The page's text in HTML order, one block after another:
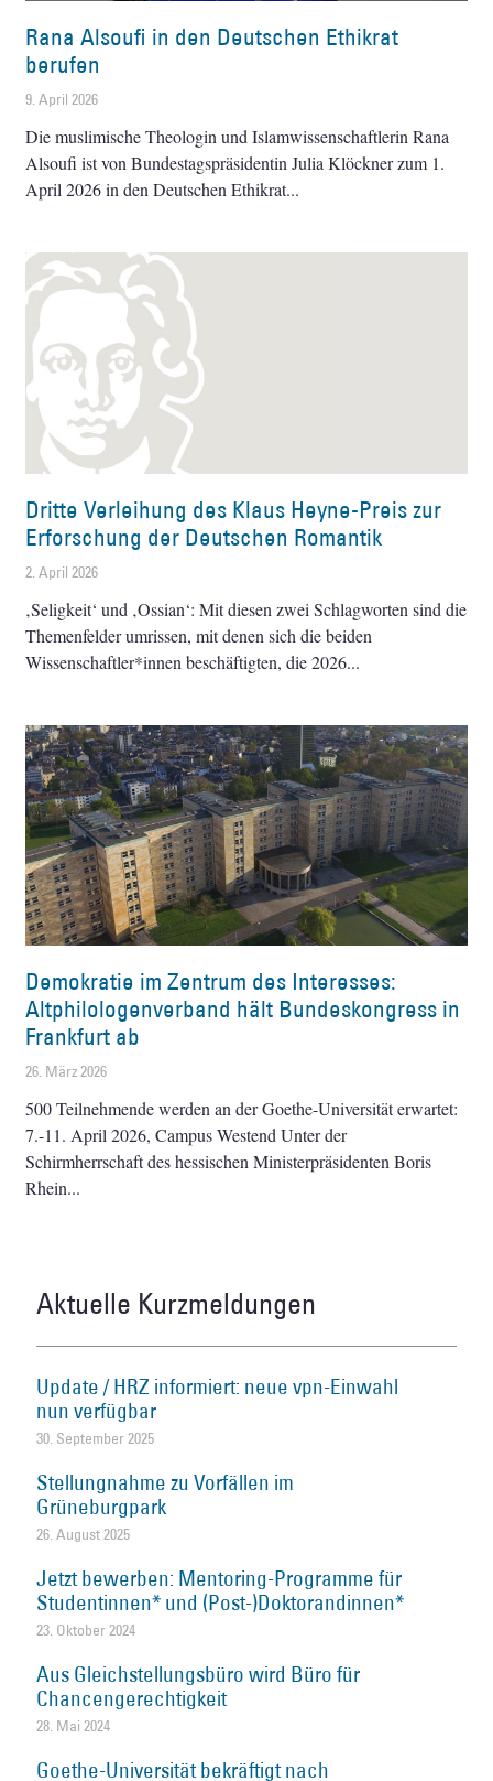
Rana Alsoufi in den Deutschen Ethikrat
berufen
9. April 2026
Die muslimische Theologin und Islamwissenschaftlerin Rana
Alsoufi ist von Bundestagspräsidentin Julia Klöckner zum 1.
April 2026 in den Deutschen Ethikrat
Dritte Verleihung des Klaus Heyne-Preis zur
Erforschung der Deutschen Romantik
2. April 2026
‚Seligkeit‘ und ‚Ossian‘: Mit diesen zwei Schlagworten sind die
Themenfelder umrissen, mit denen sich die beiden
Wissenschaftler*innen beschäftigten, die 2026
Demokratie im Zentrum des Interesses:
Altphilologenverband hält Bundeskongress in
Frankfurt ab
26. März 2026
500 Teilnehmende werden an der Goethe-Universität erwartet:
7.-11. April 2026, Campus Westend Unter der
Schirmherrschaft des hessischen Ministerpräsidenten Boris
Rhein
Aktuelle Kurzmeldungen
Update / HRZ informiert: neue vpn-Einwahl
nun verfügbar
30. September 2025
Stellungnahme zu Vorfällen im
Grüneburgpark
26. August 2025
Jetzt bewerben: Mentoring-Programme für
Studentinnen* und (Post-)Doktorandinnen*
23. Oktober 2024
Aus Gleichstellungsbüro wird Büro für
Chancengerechtigkeit
28. Mai 2024
Goethe-Universität bekräftigt nach